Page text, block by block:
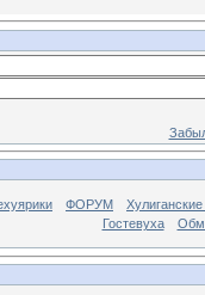
ФОРУМ
Гостевуха